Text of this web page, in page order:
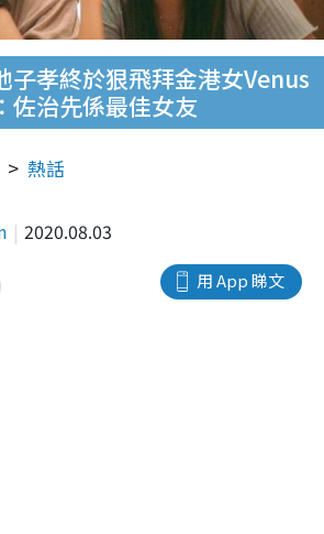
子孝終於狠飛拜金港女Venus
佐治先係最佳女友
熱話
2020.08.03
用 App 睇文